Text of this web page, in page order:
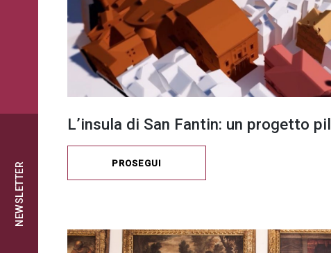
NEWSLETTER
L’insula di San Fantin: un progetto
PROSEGUI